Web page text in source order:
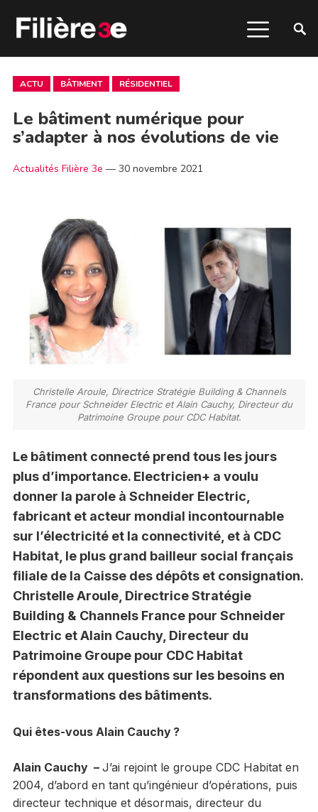
ACTU BÂTIMENT RÉSIDENTIEL
Le bâtiment numérique pour
s’adapter à nos évolutions de vie
Actualités Filière 3e — 30 novembre 2021
Christelle Aroule, Directrice Stratégie Building & Channels
France pour Schneider Electric et Alain Cauchy, Directeur du
Patrimoine Groupe pour CDC Habitat.
Le bâtiment connecté prend tous les jours
plus d’importance. Electricien+ a voulu
donner la parole à Schneider Electric,
fabricant et acteur mondial incontournable
sur l’électricité et la connectivité, et à CDC
Habitat, le plus grand bailleur social français
filiale de la Caisse des dépôts et consignation.
Christelle Aroule, Directrice Stratégie
Building & Channels France pour Schneider
Electric et Alain Cauchy, Directeur du
Patrimoine Groupe pour CDC Habitat
répondent aux questions sur les besoins en
transformations des bâtiments.
Qui êtes-vous Alain Cauchy ?
Alain Cauchy – J’ai rejoint le groupe CDC Habitat en
2004, d’abord en tant qu’ingénieur d’opérations, puis
directeur technique et désormais, directeur du